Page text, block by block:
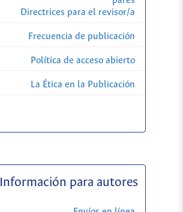
Directrices para el revisor/a
Frecuencia de publicación
Política de acceso abierto
La Ética en la Publicación
Información para autores